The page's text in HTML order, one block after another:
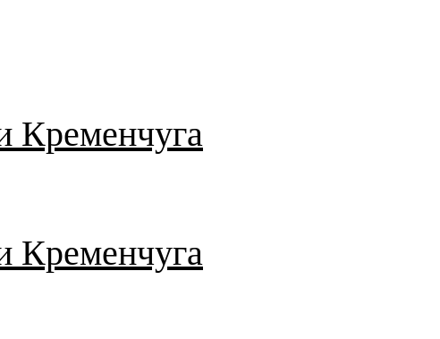
Кременчуга
Кременчуга